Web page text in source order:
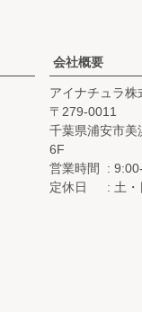
会社概要
アイナチュラ株
279-0011
千葉県浦安市
6F
営業時間
定休日
土